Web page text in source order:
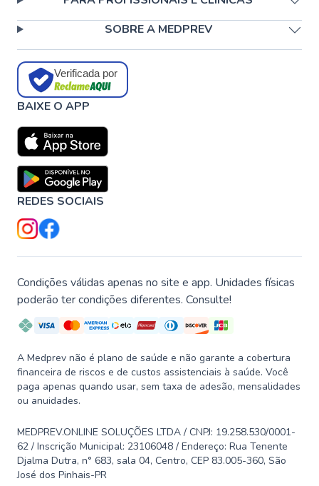
SOBRE A MEDPREV
Verificada por
BAIXE O APP
REDES SOCIAIS
Condições válidas apenas no site e app. Unidades físicas
poderão ter condições diferentes. Consulte!
A Medprev não é plano de saúde e não garante a cobertura
financeira de riscos e de custos assistenciais à saúde. Você
paga apenas quando usar, sem taxa de adesão, mensalidades
ou anuidades.
MEDPREV.ONLINE SOLUÇÕES LTDA / CNPJ: 19.258.530/0001-
62 / Inscrição Municipal: 23106048 / Endereço: Rua Tenente
Djalma Dutra, n° 683, sala 04, Centro, CEP 83.005-360, São
José dos Pinhais-PR